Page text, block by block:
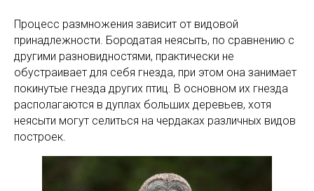
Процесс размножения зависит от видовой
принадлежности. Бородатая неясыть, по сравнению с
другими разновидностями, практически не
обустраивает для себя гнезда, при этом она занимает
покинутые гнезда других птиц. В основном их гнезда
располагаются в дуплах больших деревьев, хотя
неясыти могут селиться на чердаках различных видов
построек.